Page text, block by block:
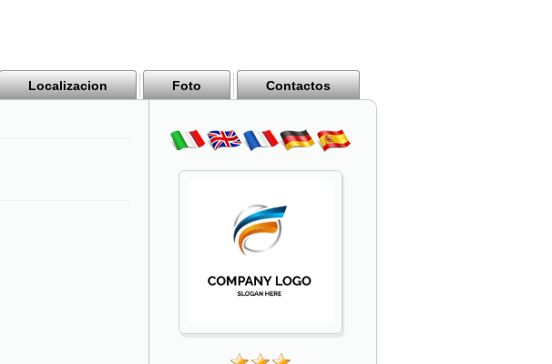
Localizacion Foto Contactos